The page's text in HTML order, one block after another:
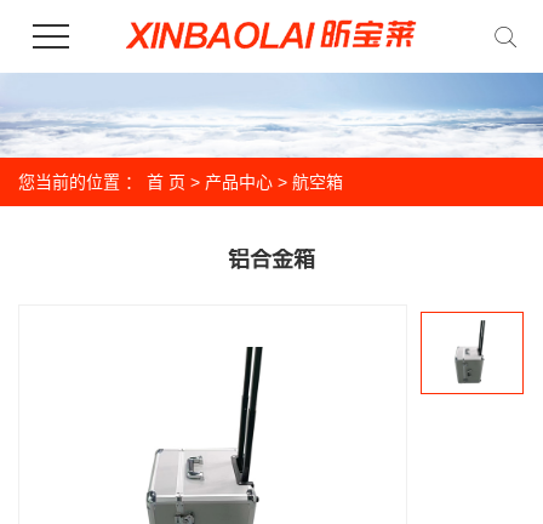
您当前的位置 ： 首 页 > 产品中心 > 航空箱
铝合金箱